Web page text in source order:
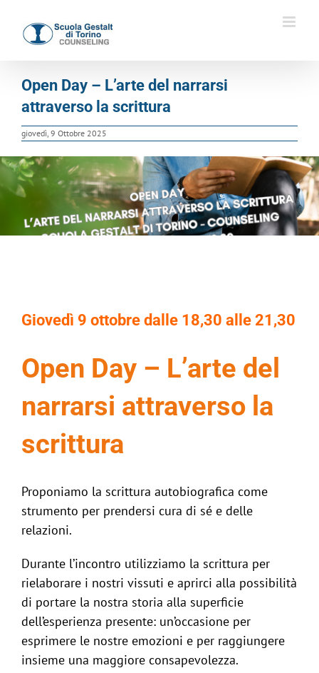
contenuto
Open Day – L’arte del narrarsi
attraverso la scrittura
giovedì, 9 Ottobre 2025
Giovedì 9 ottobre dalle 18,30 alle 21,30
Open Day – L’arte del
narrarsi attraverso la
scrittura
Proponiamo la scrittura autobiografica come
strumento per prendersi cura di sé e delle
relazioni.
Durante l’incontro utilizziamo la scrittura per
rielaborare i nostri vissuti e aprirci alla possibilità
di portare la nostra storia alla superficie
dell’esperienza presente: un’occasione per
esprimere le nostre emozioni e per raggiungere
insieme una maggiore consapevolezza.